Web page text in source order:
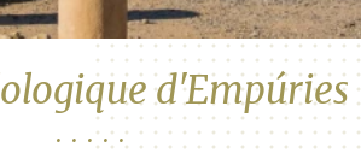
d'Empúries